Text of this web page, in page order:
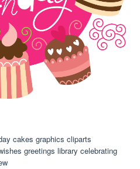
cakes graphics cliparts
greetings library celebrating